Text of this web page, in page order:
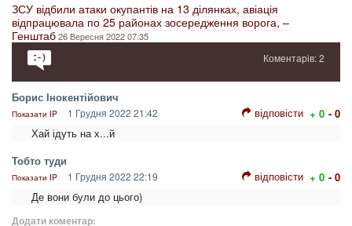
ЗСУ відбили атаки окупантів на 13 ділянках, авіація
відпрацювала по 25 районах зосередження ворога, –
Генштаб26 Вересня 2022 07:35
Коментарів: 2
Борис Інокентійович
Показати IP 1 Грудня 2022 21:42 відповісти + 0 - 0
Хай ідуть на х...й
Тобто туди
Показати IP 1 Грудня 2022 22:19 відповісти + 0 - 0
Де вони були до цього)
Додати коментар: